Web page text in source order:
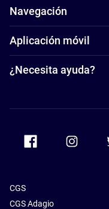
Navegación
Aplicación móvil
¿Necesita ayuda?
Accor Facebook
CGS
CGS Adagio